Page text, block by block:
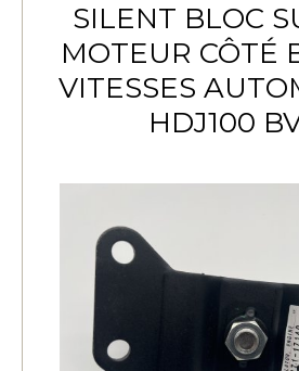
SILENT BLOC
MOTEUR CÔTÉ
VITESSES
HDJ100